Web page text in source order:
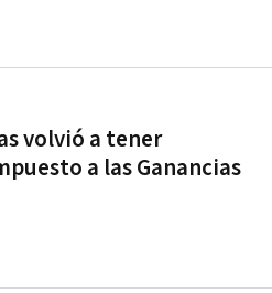
volvió a tener
a las Ganancias